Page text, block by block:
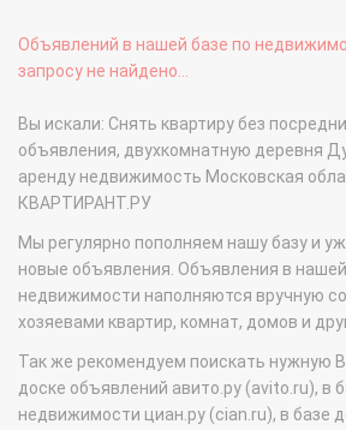
Объявлений в нашей базе по
запросу не найдено...
Вы искали: Снять квартиру без
объявления, двухкомнатную деревня
аренду недвижимость Московская
КВАРТИРАНТ.РУ
Мы регулярно пополняем нашу базу и
новые объявления. Объявления в
недвижимости наполняются вручную
хозяевами квартир, комнат, домов и
Так же рекомендуем поискать нужную
доске объявлений авито.ру (avito.ru), в
недвижимости циан.ру (cian.ru), в базе